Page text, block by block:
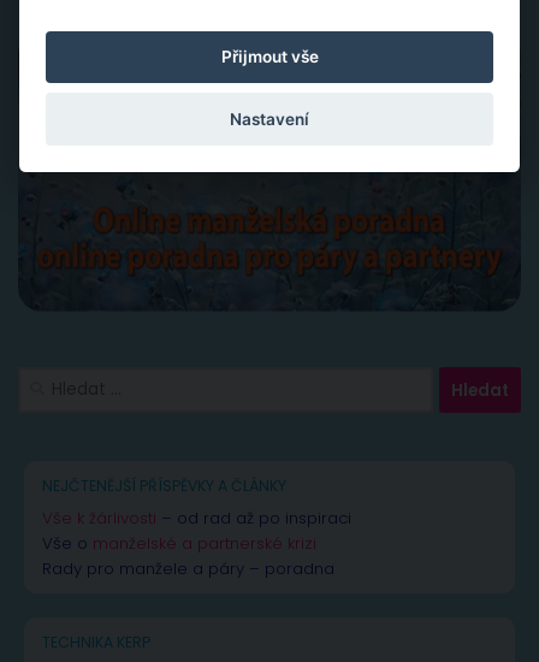
NEJČTENĚJŠÍ PŘÍSPĚVKY A ČLÁNKY
Vše k žárlivosti – od rad až po inspiraci
Vše o manželské a partnerské krizi
Rady pro manžele a páry – poradna
TECHNIKA KERP
Přijmout vše
Nastavení